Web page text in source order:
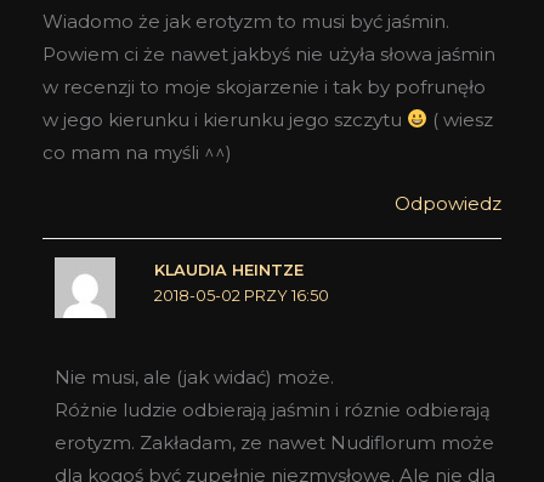
Wiadomo że jak erotyzm to musi być jaśmin.
Powiem ci że nawet jakbyś nie użyła słowa jaśmin
w recenzji to moje skojarzenie i tak by pofrunęło
w jego kierunku i kierunku jego szczytu
( wiesz
co mam na myśli ^^)
Odpowiedz
KLAUDIA HEINTZE
2018-05-02 PRZY 16:50
Nie musi, ale (jak widać) może.
Różnie ludzie odbierają jaśmin i róznie odbierają
erotyzm. Zakładam, ze nawet Nudiflorum może
dla kogoś być zupełnie niezmysłowe. Ale nie dla